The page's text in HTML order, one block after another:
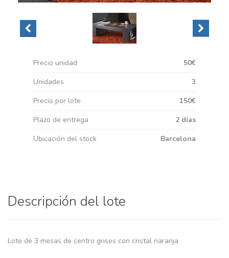
Precio unidad
50€
Unidades
3
Precio por lote
150€
Plazo de entrega
2 días
Ubicación del stock
Barcelona
Descripción del lote
Lote de 3 mesas de centro grises con cristal naranja